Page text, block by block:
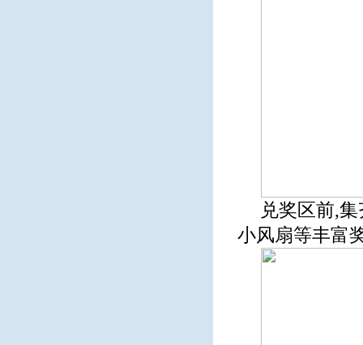
兑奖区前,
小风扇等丰富